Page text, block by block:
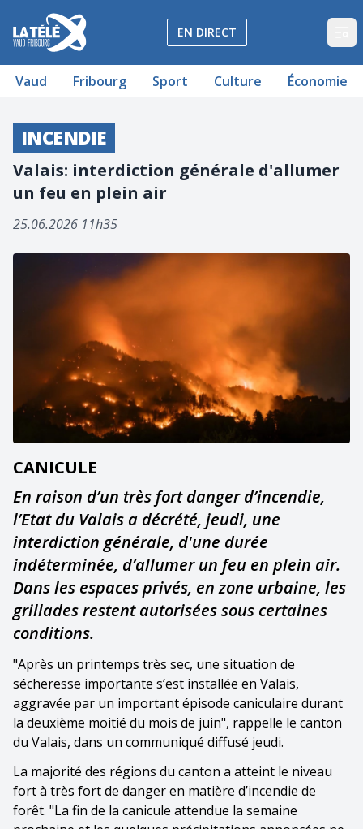
La Télé - Télévision régionale Vaud et Fribourg
EN DIRECT
Vaud Fribourg Sport Culture Économie
INCENDIE
Valais: interdiction générale d'allumer
un feu en plein air
25.06.2026 11h35
CANICULE
En raison d’un très fort danger d’incendie,
l’Etat du Valais a décrété, jeudi, une
interdiction générale, d'une durée
indéterminée, d’allumer un feu en plein air.
Dans les espaces privés, en zone urbaine, les
grillades restent autorisées sous certaines
conditions.
"Après un printemps très sec, une situation de
sécheresse importante s’est installée en Valais,
aggravée par un important épisode caniculaire durant
la deuxième moitié du mois de juin", rappelle le canton
du Valais, dans un communiqué diffusé jeudi.
La majorité des régions du canton a atteint le niveau
fort à très fort de danger en matière d’incendie de
forêt. "La fin de la canicule attendue la semaine